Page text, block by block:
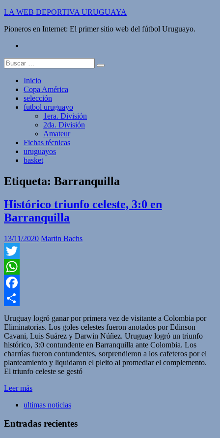
Saltar
contenido
LA WEB DEPORTIVA URUGUAYA
Pioneros en Internet: El primer sitio web del fútbol Uruguayo.
Buscar:
Inicio
Copa América
selección
futbol uruguayo
1era. División
2da. División
Amateur
Fichas técnicas
uruguayos
basket
Etiqueta: Barranquilla
Histórico triunfo celeste, 3:0 en
Barranquilla
13/11/2020 Martin Bachs
Twitter
WhatsApp
Facebook
Compartir
Uruguay logró ganar por primera vez de visitante a Colombia por
Eliminatorias. Los goles celestes fueron anotados por Edinson
Cavani, Luis Suárez y Darwin Núñez. Uruguay logró un triunfo
histórico, 3:0 contundente en Barranquilla ante Colombia. Los
charrúas fueron contundentes, sorprendieron a los cafeteros por el
planteamiento y liquidaron el pleito al promediar el complemento.
El triunfo celeste se gestó
Leer más
ultimas noticias
Entradas recientes